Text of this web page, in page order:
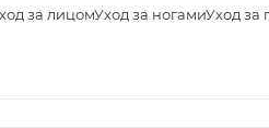
за лицомУход за ногамиУход за